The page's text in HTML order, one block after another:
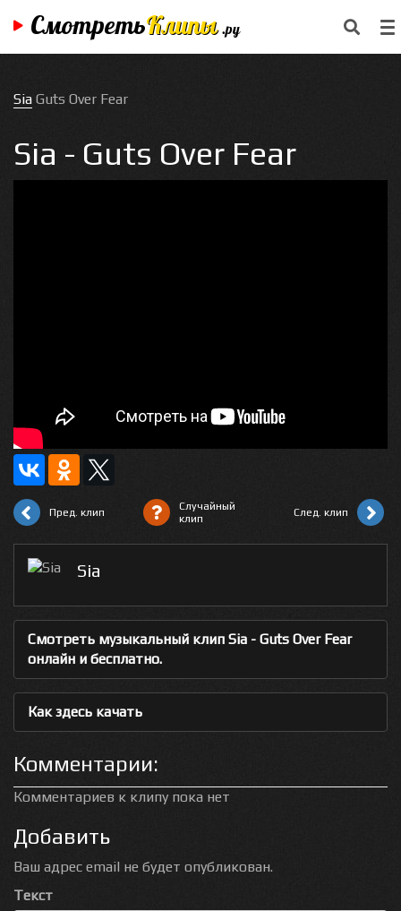
СмотретьКлипы .ру
Sia Guts Over Fear
Sia - Guts Over Fear
Пред. клип
Случайный
клип
След. клип
Sia
Смотреть музыкальный клип Sia - Guts Over Fear
онлайн и бесплатно.
Как здесь качать
Комментарии:
Комментариев к клипу пока нет
Добавить
Ваш адрес email не будет опубликован.
Текст